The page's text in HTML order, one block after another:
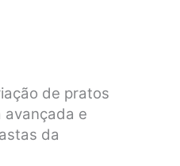
de pratos
avançada e
da